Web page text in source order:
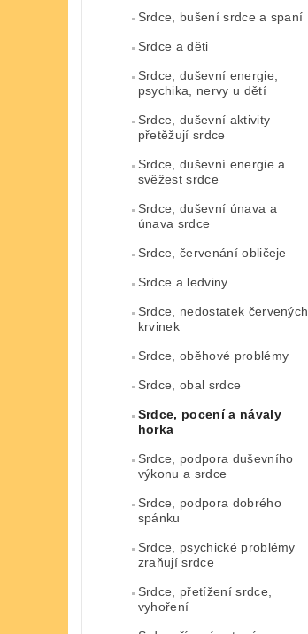
Srdce, bušení srdce a spaní
Srdce a děti
Srdce, duševní energie,
psychika, nervy u dětí
Srdce, duševní aktivity
přetěžují srdce
Srdce, duševní energie a
svěžest srdce
Srdce, duševní únava a
únava srdce
Srdce, červenání obličeje
Srdce a ledviny
Srdce, nedostatek červených
krvinek
Srdce, oběhové problémy
Srdce, obal srdce
Srdce, pocení a návaly
horka
Srdce, podpora duševního
výkonu a srdce
Srdce, podpora dobrého
spánku
Srdce, psychické problémy
zraňují srdce
Srdce, přetížení srdce,
vyhoření